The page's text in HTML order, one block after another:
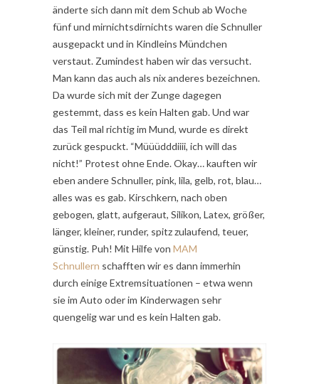
änderte sich dann mit dem Schub ab Woche
fünf und mirnichtsdirnichts waren die Schnuller
ausgepackt und in Kindleins Mündchen
verstaut. Zumindest haben wir das versucht.
Man kann das auch als nix anderes bezeichnen.
Da wurde sich mit der Zunge dagegen
gestemmt, dass es kein Halten gab. Und war
das Teil mal richtig im Mund, wurde es direkt
zurück gespuckt. “Müüüdddiiii, ich will das
nicht!” Protest ohne Ende. Okay… kauften wir
eben andere Schnuller, pink, lila, gelb, rot, blau…
alles was es gab. Kirschkern, nach oben
gebogen, glatt, aufgeraut, Silikon, Latex, größer,
länger, kleiner, runder, spitz zulaufend, teuer,
günstig. Puh! Mit Hilfe von MAM
Schnullern schafften wir es dann immerhin
durch einige Extremsituationen – etwa wenn
sie im Auto oder im Kinderwagen sehr
quengelig war und es kein Halten gab.